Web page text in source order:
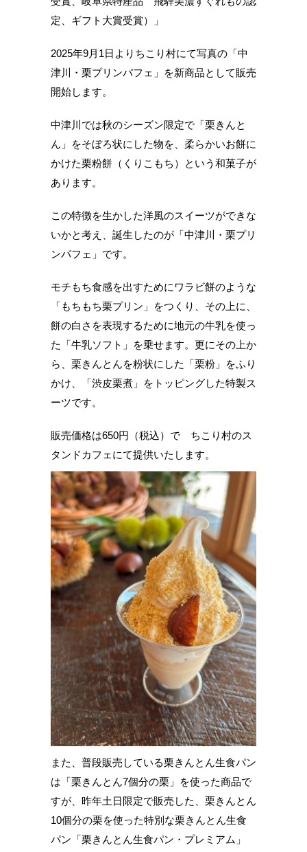
定、ギフト大賞受賞）」
2025年9月1日よりちこり村にて写真の「中
津川・栗プリンパフェ」を新商品として販売
開始します。
中津川では秋のシーズン限定で「栗きんと
ん」をそぼろ状にした物を、柔らかいお餅に
かけた栗粉餅（くりこもち）という和菓子が
あります。
この特徴を生かした洋風のスイーツができな
いかと考え、誕生したのが「中津川・栗プリ
ンパフェ」です。
モチもち食感を出すためにワラビ餅のような
「もちもち栗プリン」をつくり、その上に、
餅の白さを表現するために地元の牛乳を使っ
た「牛乳ソフト」を乗せます。更にその上か
ら、栗きんとんを粉状にした「栗粉」をふり
かけ、「渋皮栗煮」をトッピングした特製ス
ーツです。
販売価格は650円（税込）で ちこり村のス
タンドカフェにて提供いたします。
また、普段販売している栗きんとん生食パン
は「栗きんとん7個分の栗」を使った商品で
すが、昨年土日限定で販売した、栗きんとん
10個分の栗を使った特別な栗きんとん生食
パン「栗きんとん生食パン・プレミアム」